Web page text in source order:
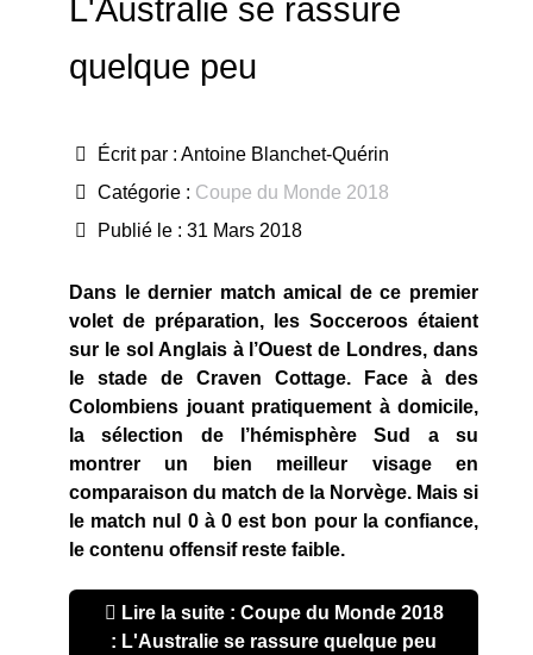
L'Australie se rassure
quelque peu
Écrit par : Antoine Blanchet-Quérin
Catégorie : Coupe du Monde 2018
Publié le : 31 Mars 2018
Dans le dernier match amical de ce premier
volet de préparation, les Socceroos étaient
sur le sol Anglais à l’Ouest de Londres, dans
le stade de Craven Cottage. Face à des
Colombiens jouant pratiquement à domicile,
la sélection de l’hémisphère Sud a su
montrer un bien meilleur visage en
comparaison du match de la Norvège. Mais si
le match nul 0 à 0 est bon pour la confiance,
le contenu offensif reste faible.
Lire la suite : Coupe du Monde 2018
: L'Australie se rassure quelque peu